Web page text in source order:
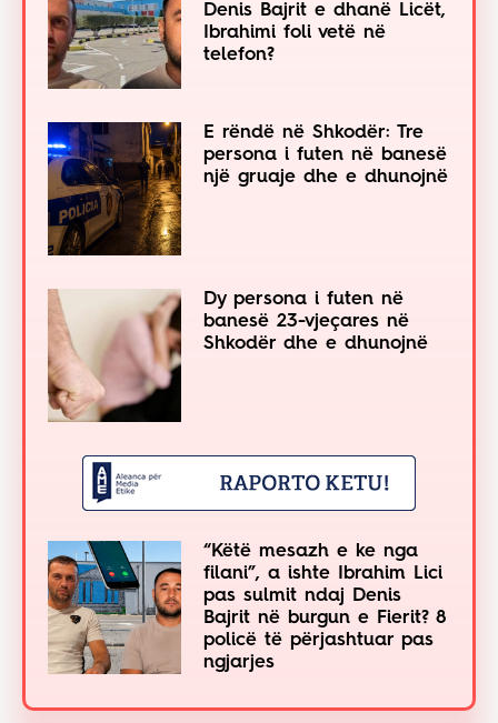
Denis Bajrit e dhanë Licët,
Ibrahimi foli vetë në
telefon?
E rëndë në Shkodër: Tre
persona i futen në banesë
një gruaje dhe e dhunojnë
Dy persona i futen në
banesë 23-vjeçares në
Shkodër dhe e dhunojnë
“Këtë mesazh e ke nga
filani”, a ishte Ibrahim Lici
pas sulmit ndaj Denis
Bajrit në burgun e Fierit? 8
policë të përjashtuar pas
ngjarjes